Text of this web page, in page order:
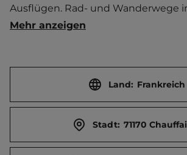
Ausflügen. Rad- und Wanderwege
Umgebung.   Ortszentrum 1 km
Mehr anzeigen
Land: Frankreich
Stadt: 71170